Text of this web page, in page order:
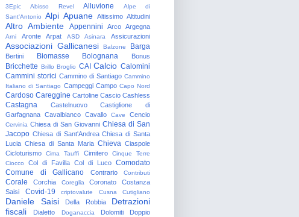
3Epic Abisso Revel Alluvione
Alpe di
Sant'Antonio
Alpi Apuane Altissimo Altitudini
Altro Ambiente Appennini Arco Argegna
Arni Aronte Arpat ASD Asinara Assicurazioni
Associazioni Gallicanesi Balzone Barga
Bertini Biomasse Bolognana Bonus
Bricchette Brillo Broglio CAI Calcio Calomini
Cammini storici Cammino di Santiago Cammino
Italiano di Santiago Campeggi Campo Capo Nord
Cardoso Careggine Cartoline Cascio Cashless
Castagna Castelnuovo
Castiglione di
Garfagnana Cavalbianco Cavallo Cave Cencio
Cervinia Chiesa di San Giovanni Chiesa di San
Jacopo Chiesa di Sant'Andrea Chiesa di Santa
Lucia Chiesa di Santa Maria Chieva Ciaspole
Cicloturismo
Cima Tauffi Cimitero
Cinque Terre
Ciocco
Col di Favilla Col di Luco Comodato
Comune di Gallicano
Contrario Contributi
Corale Corchia Coreglia Coronato
Costanza
Saisi
Covid-19 criptovalute Cusna Cutigliano
Daniele Saisi Della Robbia
Detrazioni
fiscali
Dialetto Doganaccia Dolomiti
Doppio